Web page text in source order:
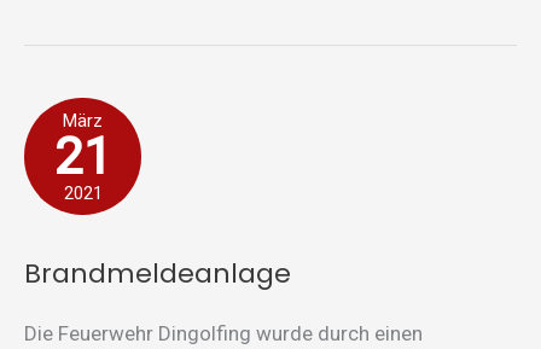
März
21
2021
Brandmeldeanlage
Die Feuerwehr Dingolfing wurde durch einen
Brandmeldeanlage